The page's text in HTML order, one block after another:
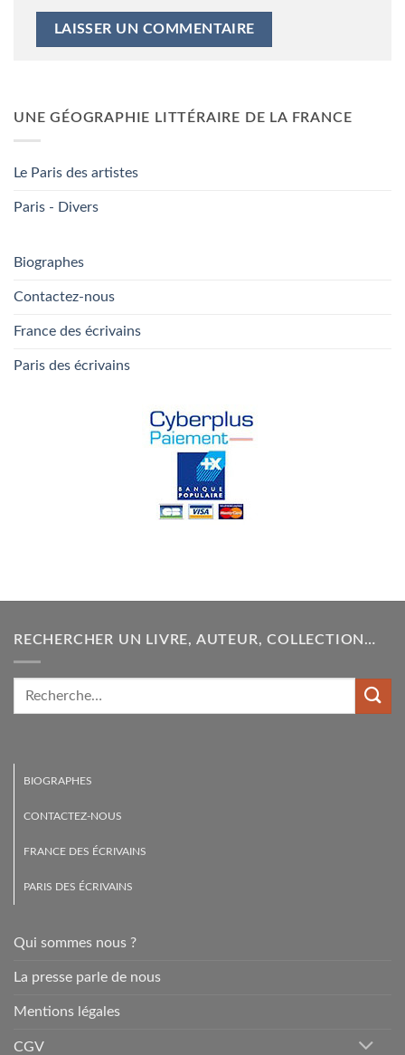
UNE GÉOGRAPHIE LITTÉRAIRE DE LA FRANCE
Le Paris des artistes
Paris - Divers
Biographes
Contactez-nous
France des écrivains
Paris des écrivains
RECHERCHER UN LIVRE, AUTEUR, COLLECTION…
BIOGRAPHES
CONTACTEZ-NOUS
FRANCE DES ÉCRIVAINS
PARIS DES ÉCRIVAINS
Qui sommes nous ?
La presse parle de nous
Mentions légales
CGV